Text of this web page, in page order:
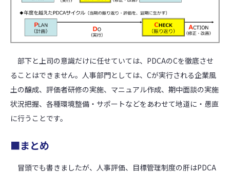
部下と上司の意識だけに任せていては、PDCAのCを徹底させ
ることはできません。人事部門としては、Cが実行される企業風
土の醸成、評価者研修の実施、マニュアル作成、期中面談の実施
状況把握、各種環境整備・サポートなどをあわせて地道に・愚直
に行うことです。
■まとめ
冒頭でも書きましたが、人事評価、目標管理制度の肝はPDCA